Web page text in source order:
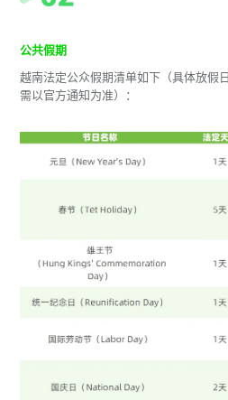
公共假期
越南法定公众假期清单如下（具体放假
需以官方通知为准）：